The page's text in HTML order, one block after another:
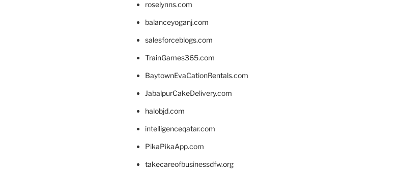
roselynns.com
balanceyoganj.com
salesforceblogs.com
TrainGames365.com
BaytownEvaCationRentals.com
JabalpurCakeDelivery.com
halobjd.com
intelligenceqatar.com
PikaPikaApp.com
takecareofbusinessdfw.org